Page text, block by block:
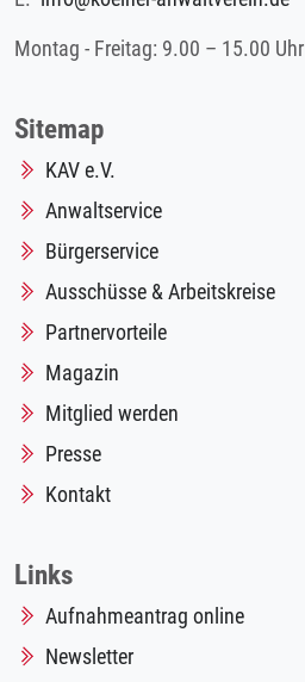
Montag - Freitag: 9.00 – 15.00 Uhr
Sitemap
KAV e.V.
Anwaltservice
Bürgerservice
Ausschüsse & Arbeitskreise
Partnervorteile
Magazin
Mitglied werden
Presse
Kontakt
Links
Aufnahmeantrag online
Newsletter